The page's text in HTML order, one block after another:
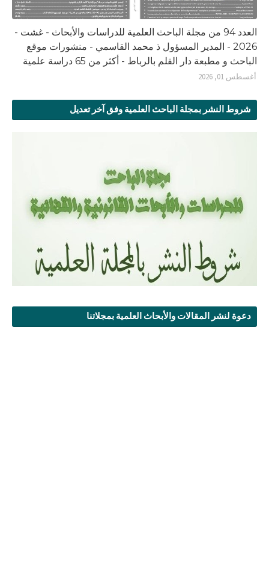
العدد 94 من مجلة الباحث العلمية للدراسات والأبحاث - غشت -
2026 - المدير المسؤول ذ محمد القاسمي - منشورات موقع
الباحث و مطبعة دار القلم بالرباط - أكثر من 65 دراسة علمية
أغسطس 01, 2026
شروط النشر بمجلة الباحث العلمية وفق آخر تعديل
دعوة لنشر المقالات والأبحاث العلمية بمجلاتنا